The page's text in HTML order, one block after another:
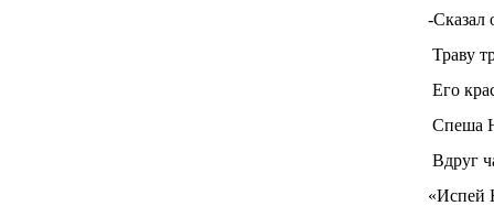
-Сказал
Траву
Его
Спеша
Вдруг
«Испей